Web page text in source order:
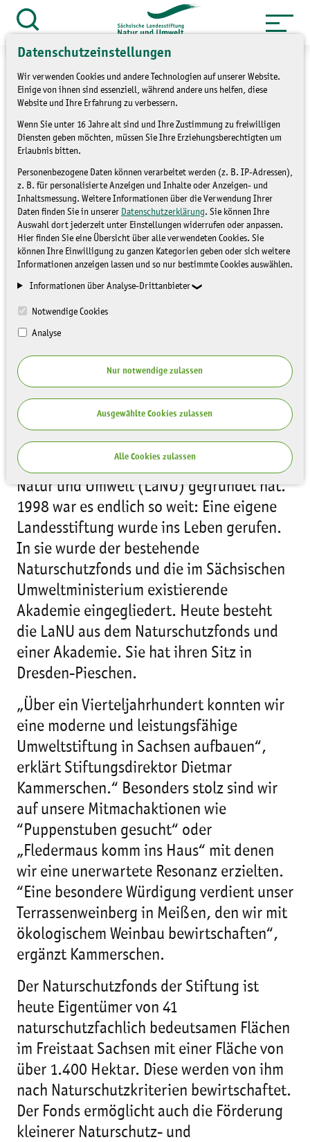
Datenschutzeinstellungen
Wir verwenden Cookies und andere Technologien auf unserer Website.
Einige von ihnen sind essenziell, während andere uns helfen, diese
Website und Ihre Erfahrung zu verbessern.
Wenn Sie unter 16 Jahre alt sind und Ihre Zustimmung zu freiwilligen
Diensten geben möchten, müssen Sie Ihre Erziehungsberechtigten um
Erlaubnis bitten.
Personenbezogene Daten können verarbeitet werden (z. B. IP-Adressen),
z. B. für personalisierte Anzeigen und Inhalte oder Anzeigen- und
Inhaltsmessung. Weitere Informationen über die Verwendung Ihrer
Daten finden Sie in unserer Datenschutzerklärung. Sie können Ihre
Auswahl dort jederzeit unter Einstellungen widerrufen oder anpassen.
Hier finden Sie eine Übersicht über alle verwendeten Cookies. Sie
können Ihre Einwilligung zu ganzen Kategorien geben oder sich weitere
Informationen anzeigen lassen und so nur bestimmte Cookies auswählen.
Informationen über Analyse-Drittanbieter
Notwendige Cookies
Analyse
Nur notwendige zulassen
Ausgewählte Cookies zulassen
Alle Cookies zulassen
Zum
Inhalt
springen
öffnen
Service » Presse und Medien
» Pressemitteilungen
25 Jahre im Dienst von
Natur und Umwelt
PRESSEMITTEILUNGEN
2023 jährt sich der Tag zum 25. Mal, an
dem sich die Sächsische Landesstiftung
Natur und Umwelt (LaNU) gegründet hat.
1998 war es endlich so weit: Eine eigene
Landesstiftung wurde ins Leben gerufen.
In sie wurde der bestehende
Naturschutzfonds und die im Sächsischen
Umweltministerium existierende
Akademie eingegliedert. Heute besteht
die LaNU aus dem Naturschutzfonds und
einer Akademie. Sie hat ihren Sitz in
Dresden-Pieschen.
„Über ein Vierteljahrhundert konnten wir
eine moderne und leistungsfähige
Umweltstiftung in Sachsen aufbauen“,
erklärt Stiftungsdirektor Dietmar
Kammerschen.“ Besonders stolz sind wir
auf unsere Mitmachaktionen wie
“Puppenstuben gesucht“ oder
„Fledermaus komm ins Haus“ mit denen
wir eine unerwartete Resonanz erzielten.
“Eine besondere Würdigung verdient unser
Terrassenweinberg in Meißen, den wir mit
ökologischem Weinbau bewirtschaften“,
ergänzt Kammerschen.
Der Naturschutzfonds der Stiftung ist
heute Eigentümer von 41
naturschutzfachlich bedeutsamen Flächen
im Freistaat Sachsen mit einer Fläche von
über 1.400 Hektar. Diese werden von ihm
nach Naturschutzkriterien bewirtschaftet.
Der Fonds ermöglicht auch die Förderung
kleinerer Naturschutz- und